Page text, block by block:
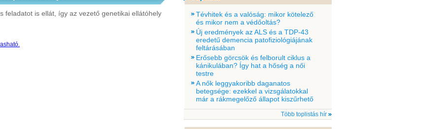
feladatot is ellát, így az vezető genetikai ellátóhely
Tévhitek és a valóság: mikor kötelező
és mikor nem a védőoltás?
Új eredmények az ALS és a TDP-43
eredetű demencia patofiziológiájának
feltárásában
Erősebb görcsök és felborult ciklus a
kánikulában? Így hat a hőség a női
testre
A nők leggyakoribb daganatos
betegsége: ezekkel a vizsgálatokkal
már a rákmegelőző állapot kiszűrhető
Több toplistás hír